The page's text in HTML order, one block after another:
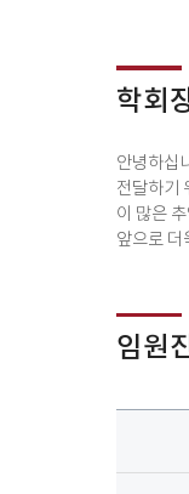
학회
안녕하십
전달하기
이 많은
앞으로
임원
진